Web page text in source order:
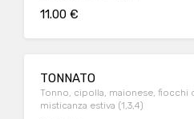
11.00 €
TONNATO
Tonno, cipolla, maionese, fiocchi
misticanza estiva (1,3,4)